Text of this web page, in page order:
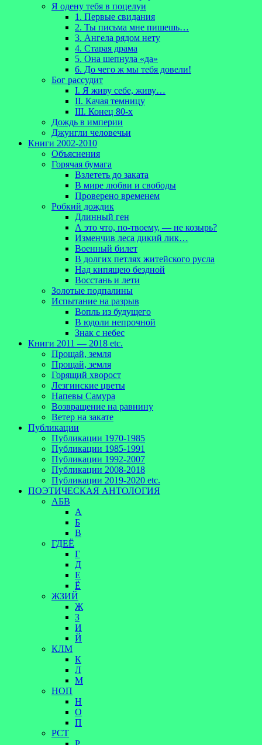
Я одену тебя в поцелуи
1. Первые свидания
2. Ты письма мне пишешь…
3. Ангела рядом нету
4. Старая драма
5. Она шепнула «да»
6. До чего ж мы тебя довели!
Бог рассудит
I. Я живу себе, живу…
II. Качая темницу
III. Конец 80-х
Дождь в империи
Джунгли человечьи
Книги 2002-2010
Объяснения
Горячая бумага
Взлететь до заката
В мире любви и свободы
Проверено временем
Робкий дождик
Длинный ген
А это что, по-твоему, — не козырь?
Изменчив леса дикий лик…
Военный билет
В долгих петлях житейского русла
Над кипящею бездной
Восстань и лети
Золотые подпалины
Испытание на разрыв
Вопль из будущего
В юдоли непрочной
Знак с небес
Книги 2011 — 2018 etc.
Прощай, земля
Прощай, земля
Горящий хворост
Лезгинские цветы
Напевы Самура
Возвращение на равнину
Ветер на закате
Публикации
Публикации 1970-1985
Публикации 1985-1991
Публикации 1992-2007
Публикации 2008-2018
Публикации 2019-2020 etc.
ПОЭТИЧЕСКАЯ АНТОЛОГИЯ
АБВ
А
Б
В
ГДЕЁ
Г
Д
Е
Ё
ЖЗИЙ
Ж
З
И
Й
КЛМ
К
Л
М
НОП
Н
О
П
РСТ